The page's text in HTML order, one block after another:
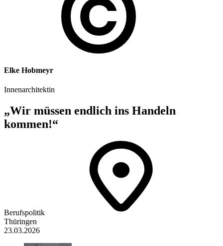
Elke Hobmeyr
Innenarchitektin
„Wir müssen endlich ins Handeln
kommen!“
Berufspolitik
Thüringen
23.03.2026